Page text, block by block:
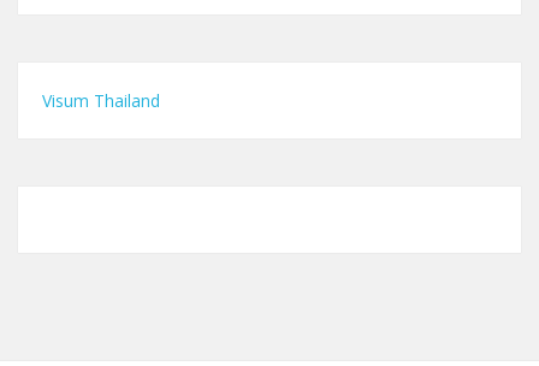
Visum Thailand